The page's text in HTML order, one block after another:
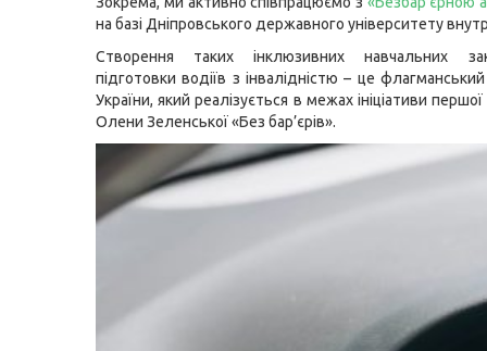
на базі Дніпровського державного університету
Створення таких інклюзивних навчальних
підготовки водіїв з інвалідністю – це
України, який реалізується в межах ініціативи
Олени Зеленської «Без бар’єрів».